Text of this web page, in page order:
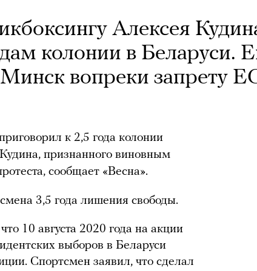
Алексея
колонии в Беларуси.
вопреки запрету
к 2,5 года колонии
признанного виновным
сообщает «Весна».
3,5 года лишения свободы.
10 августа 2020 года на акции
выборов в Беларуси
Спортсмен заявил, что сделал